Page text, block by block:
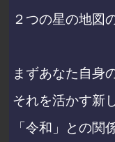
２つの星の地図
まずあなた自身
それを活かす新
「令和」との関